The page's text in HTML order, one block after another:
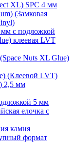
XL) SPC 4 мм
(Замковая
с подложкой
клеевая LVT
Nuts XL Glue)
(Клеевой LVT)
2,5 мм
5 мм
елочка с
камня
формат